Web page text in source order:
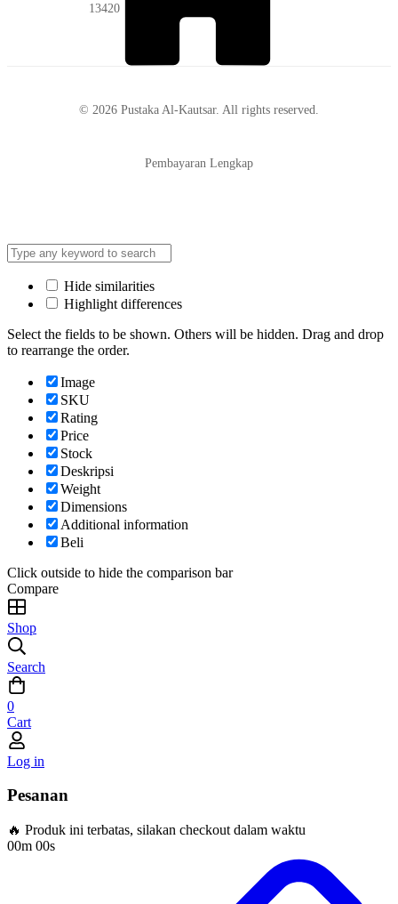
13420
© 2026 Pustaka Al-Kautsar. All rights reserved.
Pembayaran Lengkap
Hide similarities
Highlight differences
Select the fields to be shown. Others will be hidden. Drag and drop
to rearrange the order.
Image
SKU
Rating
Price
Stock
Deskripsi
Weight
Dimensions
Additional information
Beli
Click outside to hide the comparison bar
Compare
Shop
Search
0
Cart
Log in
Pesanan
🔥 Produk ini terbatas, silakan checkout dalam waktu
00m 00s